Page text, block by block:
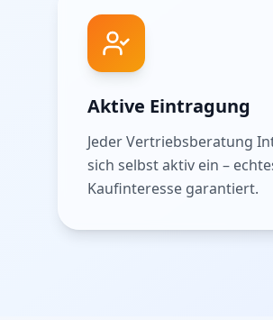
Aktive Eintragung
Jeder Vertriebsberatung
sich selbst aktiv ein –
Kaufinteresse garantiert.